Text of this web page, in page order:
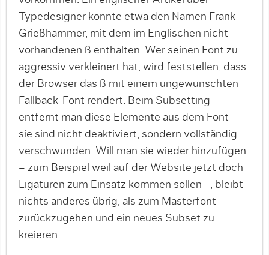
Typedesigner könnte etwa den Namen Frank
Grießhammer, mit dem im Englischen nicht
vorhande­nen ß enthalten. Wer seinen Font zu
aggressiv verkleinert hat, wird feststellen, dass
der Browser das ß mit einem ungewünschten
Fallback-Font rendert. Beim Subsetting
entfernt man diese Elemente aus dem Font –
sie sind nicht deaktiviert, sondern vollständig
verschwunden. Will man sie wieder hinzufügen
– zum Beispiel weil auf der Website jetzt doch
Ligaturen zum Einsatz kommen sollen –, bleibt
nichts anderes übrig, als zum Masterfont
zurückzugehen und ein neues Subset zu
kreieren.